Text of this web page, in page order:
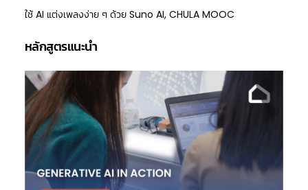
ใช้ AI แต่งเพลงง่าย ๆ ด้วย Suno AI, CHULA MOOC
หลักสูตรแนะนำ